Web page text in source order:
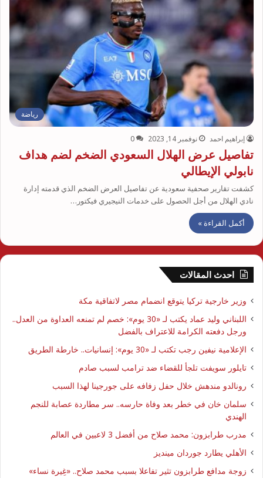
رياضة
إبراهيم احمد نوفمبر 14, 2023 0
تفاصيل عرض الهلال السعودي الضخم لضم هداف
نابولي الإيطالي
كشفت تقارير صحفية سعودية عن تفاصيل العرض الضخم الذي قدمته إدارة
نادي الهلال من أجل الحصول على خدمات النيجيري فيكتور…
أكمل القراءة »
احدث المقالات
وزير خارجية تركيا يتوقع انضمام مصر لاتفاقية مكة
اللبناني وليد عماد يكتب لـ «30 يوم»: خصم لم تمنعه العداوة من العدل..
ورجل دفعته الكرامة للاعتراف بالفضل
الإعلامية نيفين رجب تكتب لـ «30 يوم»: إنسانيات.. خارطة الطريق
تايلور سويفت تلجأ للقضاء ضد ترامب لسبب صادم
رونالدو مندهش خلال حفل زفافه على جورجينا لهذا السبب
سلمان خان في خطر بعد وفاة حارسه.. سر مطاردة عصابة للنجم
الهندي
مدرب طرابزون: محمد صلاح من أفضل 3 لاعبين في العالم
الأهلي يطارد جوردان مينديز
زوجة مدافع طرابزون تثير تفاعلا بسبب محمد صلاح.. «غِيرة نساء»